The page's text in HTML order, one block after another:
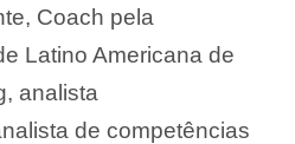
Coach pela
Latino Americana de
analista
de competências